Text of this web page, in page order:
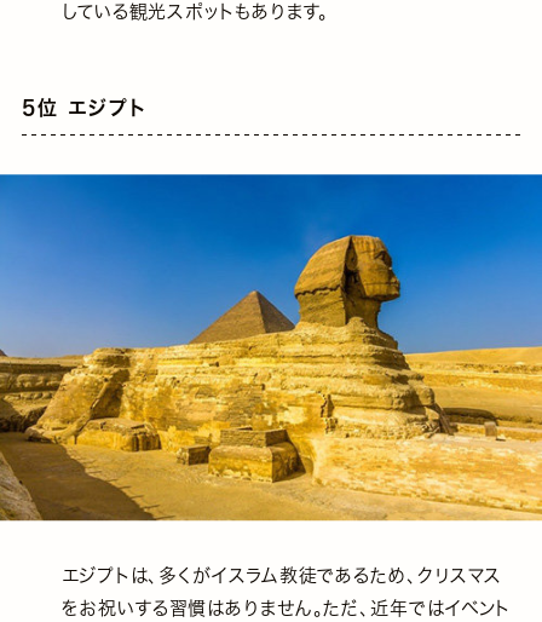
している観光スポットもあります。
5位 エジプト
エジプトは、多くがイスラム教徒であるため、クリスマス
をお祝いする習慣はありません。ただ、近年ではイベント